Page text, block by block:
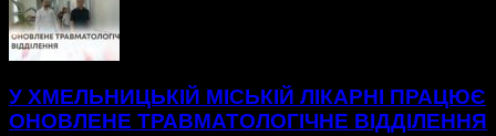
У ХМЕЛЬНИЦЬКІЙ МІСЬКІЙ ЛІКАРНІ ПРАЦЮЄ
ОНОВЛЕНЕ ТРАВМАТОЛОГІЧНЕ ВІДДІЛЕННЯ